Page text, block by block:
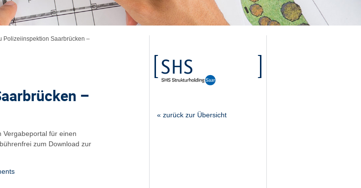
Polizeiinspektion Saarbrücken –
–
Vergabeportal für einen
zum Download zur
« zurück zur Übersicht